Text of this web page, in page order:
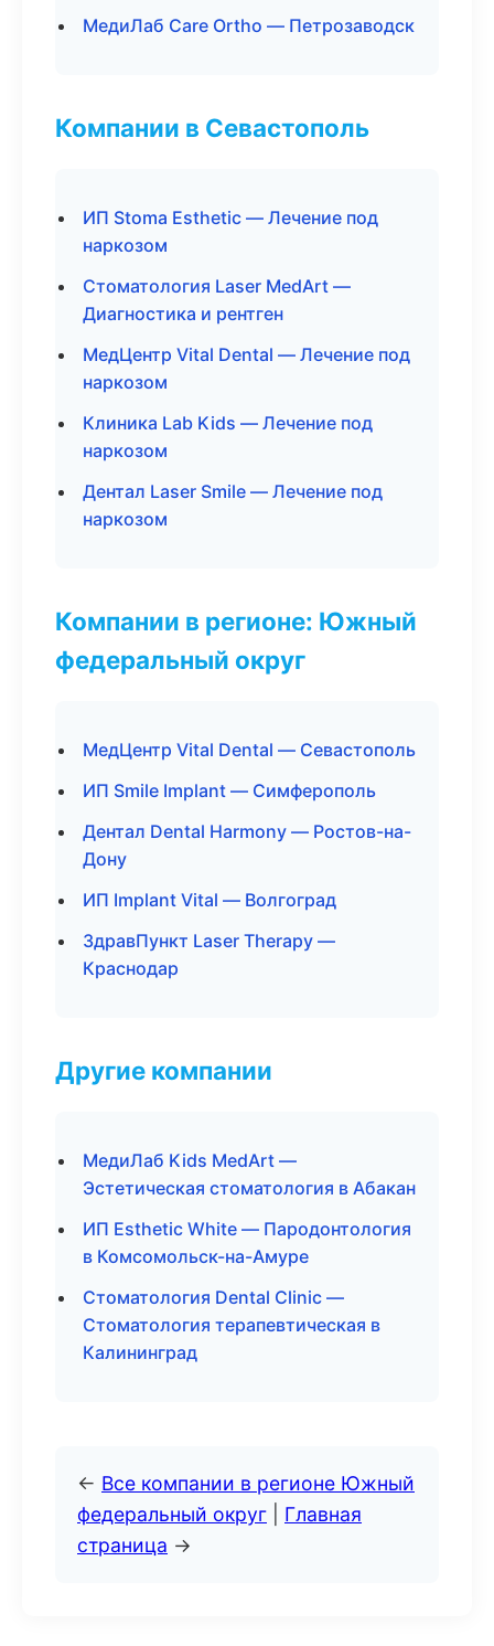
МедиЛаб Care Ortho — Петрозаводск
Компании в Севастополь
ИП Stoma Esthetic — Лечение под
наркозом
Стоматология Laser MedArt —
Диагностика и рентген
МедЦентр Vital Dental — Лечение под
наркозом
Клиника Lab Kids — Лечение под
наркозом
Дентал Laser Smile — Лечение под
наркозом
Компании в регионе: Южный
федеральный округ
МедЦентр Vital Dental — Севастополь
ИП Smile Implant — Симферополь
Дентал Dental Harmony — Ростов-на-
Дону
ИП Implant Vital — Волгоград
ЗдравПункт Laser Therapy —
Краснодар
Другие компании
МедиЛаб Kids MedArt —
Эстетическая стоматология в Абакан
ИП Esthetic White — Пародонтология
в Комсомольск-на-Амуре
Стоматология Dental Clinic —
Стоматология терапевтическая в
Калининград
← Все компании в регионе Южный
федеральный округ
Главная
страница →